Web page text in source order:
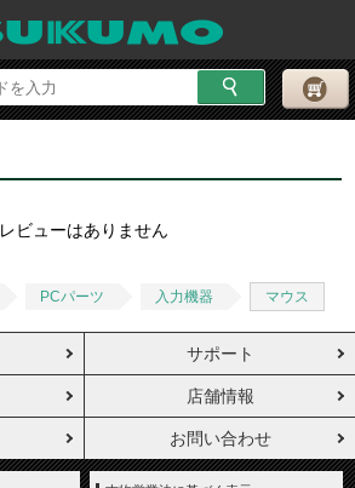
レビューはありません
PCパーツ 入力機器 マウス
サポート
店舗情報
お問い合わせ